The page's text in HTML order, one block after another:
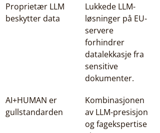
Proprietær LLM
beskytter data
Lukkede LLM-
løsninger på EU-
servere
forhindrer
datalekkasje fra
sensitive
dokumenter.
AI+HUMAN er
gullstandarden
Kombinasjonen
av LLM-presisjon
og fagekspertise